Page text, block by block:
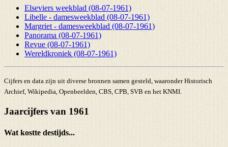
Elseviers weekblad (08-07-1961)
Libelle - damesweekblad (08-07-1961)
Margriet - damesweekblad (08-07-1961)
Panorama (08-07-1961)
Revue (08-07-1961)
Wereldkroniek (08-07-1961)
Cijfers en data zijn uit diverse bronnen samen gesteld, waaronder Historisch
Archief, Wikipedia, Openbeelden, CBS, CPB, SVB en het KNMI.
Jaarcijfers van 1961
Wat kostte destijds...